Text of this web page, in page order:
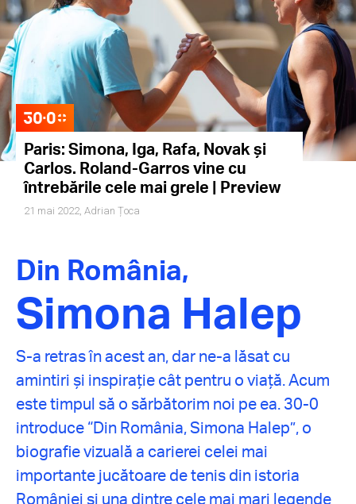
Paris: Simona, Iga, Rafa, Novak și
Carlos. Roland-Garros vine cu
întrebările cele mai grele | Preview
21 mai 2022, Adrian Țoca
Din România,
Simona Halep
S-a retras în acest an, dar ne-a lăsat cu
amintiri și inspirație cât pentru o viață. Acum
este timpul să o sărbătorim noi pe ea. 30-0
introduce “Din România, Simona Halep”, o
biografie vizuală a carierei celei mai
importante jucătoare de tenis din istoria
României și una dintre cele mai mari legende